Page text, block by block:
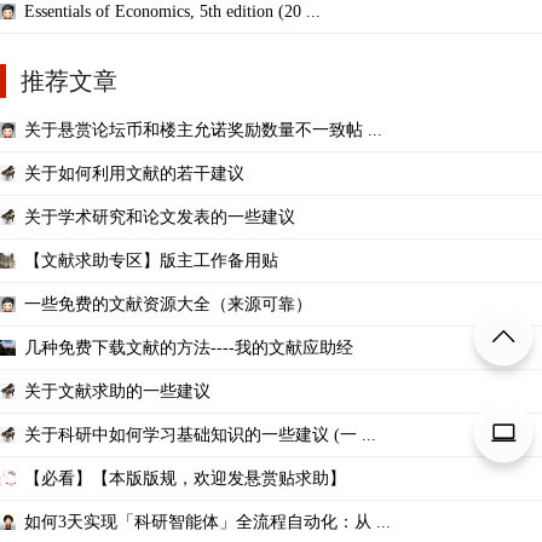
Essentials of Economics, 5th edition (20 ...
推荐文章
关于悬赏论坛币和楼主允诺奖励数量不一致帖 ...
关于如何利用文献的若干建议
关于学术研究和论文发表的一些建议
【文献求助专区】版主工作备用贴
一些免费的文献资源大全（来源可靠）
几种免费下载文献的方法----我的文献应助经
关于文献求助的一些建议
关于科研中如何学习基础知识的一些建议 (一 ...
【必看】【本版版规，欢迎发悬赏贴求助】
如何3天实现「科研智能体」全流程自动化：从 ...